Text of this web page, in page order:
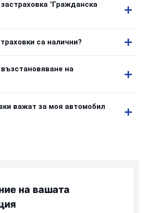
"Гражданска
са налични?
на
важат за моя автомобил
на вашата